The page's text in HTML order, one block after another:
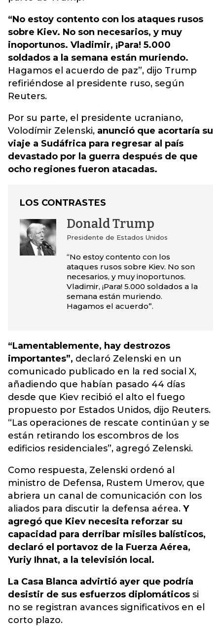
“No estoy contento con los ataques rusos
sobre Kiev. No son necesarios, y muy
inoportunos. Vladimir, ¡Para! 5.000
soldados a la semana están muriendo.
Hagamos el acuerdo de paz”, dijo Trump
refiriéndose al presidente ruso, según
Reuters.
Por su parte, el presidente ucraniano,
Volodímir Zelenski, anunció que acortaría su
viaje a Sudáfrica para regresar al país
devastado por la guerra después de que
ocho regiones fueron atacadas.
LOS CONTRASTES
Donald Trump
Presidente de Estados Unidos
“No estoy contento con los
ataques rusos sobre Kiev. No son
necesarios, y muy inoportunos.
Vladimir, ¡Para! 5.000 soldados a la
semana están muriendo.
Hagamos el acuerdo”.
“Lamentablemente, hay destrozos
importantes”, declaró Zelenski en un
comunicado publicado en la red social X,
añadiendo que habían pasado 44 días
desde que Kiev recibió el alto el fuego
propuesto por Estados Unidos, dijo Reuters.
“Las operaciones de rescate continúan y se
están retirando los escombros de los
edificios residenciales”, agregó Zelenski.
Como respuesta, Zelenski ordenó al
ministro de Defensa, Rustem Umerov, que
abriera un canal de comunicación con los
aliados para discutir la defensa aérea. Y
agregó que Kiev necesita reforzar su
capacidad para derribar misiles balísticos,
declaró el portavoz de la Fuerza Aérea,
Yuriy Ihnat, a la televisión local.
La Casa Blanca advirtió ayer que podría
desistir de sus esfuerzos diplomáticos si
no se registran avances significativos en el
corto plazo.